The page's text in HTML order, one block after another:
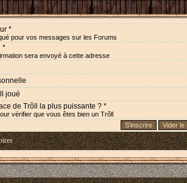
*
pour vos messages sur les Forums
*
sera envoyé à cette adresse
joué
de Trõll la plus puissante ? *
vérifier que vous êtes bien un Trõll